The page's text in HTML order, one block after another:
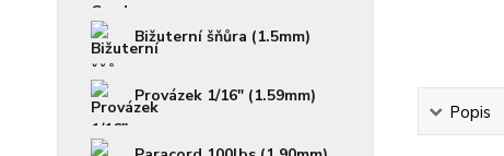
Bižuterní šňůra (1.5mm)
Provázek 1/16" (1.59mm)
Popis